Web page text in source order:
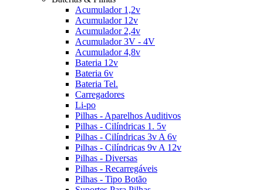
Acumulador 1,2v
Acumulador 12v
Acumulador 2,4v
Acumulador 3V - 4V
Acumulador 4,8v
Bateria 12v
Bateria 6v
Bateria Tel.
Carregadores
Li-po
Pilhas - Aparelhos Auditivos
Pilhas - Cilíndricas 1. 5v
Pilhas - Cilíndricas 3v A 6v
Pilhas - Cilíndricas 9v A 12v
Pilhas - Diversas
Pilhas - Recarregáveis
Pilhas - Tipo Botão